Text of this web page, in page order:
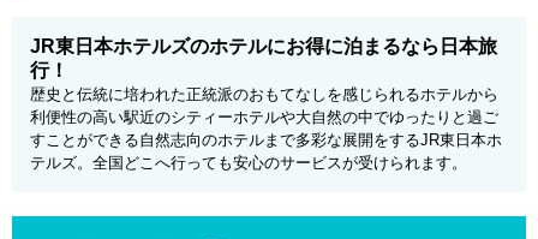
JR東日本ホテルズのホテルにお得に泊まるなら日本旅
行！
歴史と伝統に培われた正統派のおもてなしを感じられるホテルから
利便性の高い駅近のシティーホテルや大自然の中でゆったりと過ご
すことができる自然志向のホテルまで多彩な展開をするJR東日本ホ
テルズ。全国どこへ行っても安心のサービスが受けられます。